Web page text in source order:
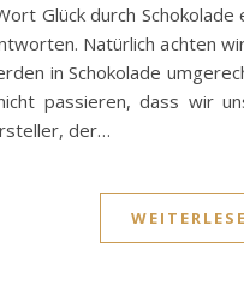
Glück durch
Natürlich achten
in Schokolade
passieren, dass wir
der…